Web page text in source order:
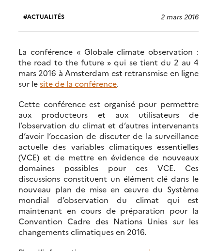
ACTUALITÉS 2 mars 2016
La conférence « Globale climate observation :
the road to the future » qui se tient du 2 au 4
mars 2016 à Amsterdam est retransmise en ligne
sur lesite de la conférence.
Cette conférence est organisé pour permettre
aux producteurs et aux utilisateurs de
l’observation du climat et d’autres intervenants
d’avoir l’occasion de discuter de la surveillance
actuelle des variables climatiques essentielles
(VCE) et de mettre en évidence de nouveaux
domaines possibles pour ces VCE. Ces
discussions constituent un élément clé dans le
nouveau plan de mise en œuvre du Système
mondial d’observation du climat qui est
maintenant en cours de préparation pour la
Convention Cadre des Nations Unies sur les
changements climatiques en 2016.